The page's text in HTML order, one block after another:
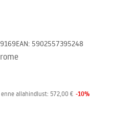
9169EAN: 5902557395248
enne allahindlust: 572,00 € -10%